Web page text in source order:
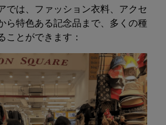
では、ファッション衣料、アクセ
ら特色ある記念品まで、多くの種
ことができます：